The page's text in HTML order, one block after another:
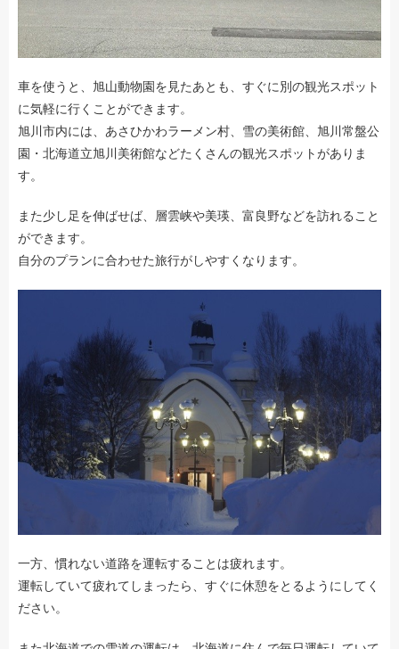
車を使うと、旭山動物園を見たあとも、すぐに別の観光スポット
に気軽に行くことができます。
旭川市内には、あさひかわラーメン村、雪の美術館、旭川常盤公
園・北海道立旭川美術館などたくさんの観光スポットがありま
す。
また少し足を伸ばせば、層雲峡や美瑛、富良野などを訪れること
ができます。
自分のプランに合わせた旅行がしやすくなります。
一方、慣れない道路を運転することは疲れます。
運転していて疲れてしまったら、すぐに休憩をとるようにしてく
ださい。